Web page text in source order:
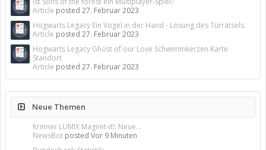
Article posted 27. Februar 2023
Hogwarts Legacy Ein Vogel in der Hand - Lösung des Türrätsels
Article posted 27. Februar 2023
Hogwarts Legacy Ghost of our Love Schwimmkerzen Karte
Standort
Article posted 27. Februar 2023
Neue Themen
Krinner LUMIX Magnet-it!: Neue...
NewsBot posted Vor 9 Minuten